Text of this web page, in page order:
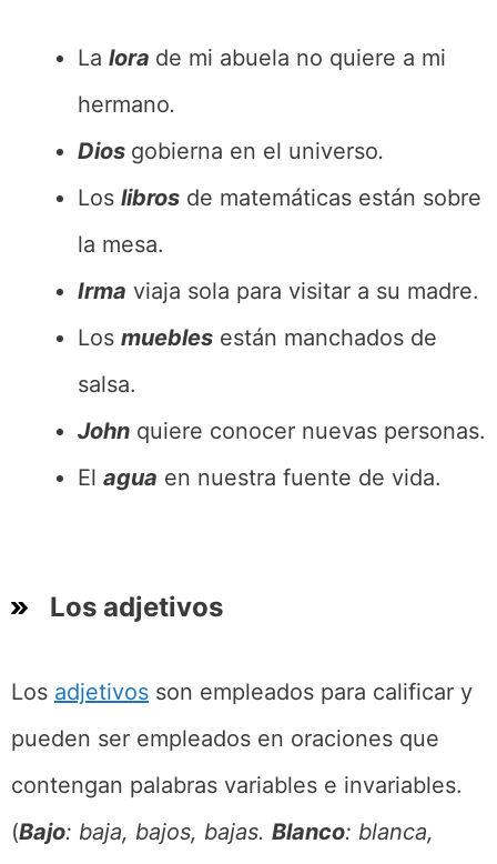
La lora de mi abuela no quiere a mi
hermano.
Dios gobierna en el universo.
Los libros de matemáticas están sobre
la mesa.
Irma viaja sola para visitar a su madre.
Los muebles están manchados de
salsa.
John quiere conocer nuevas personas.
El agua en nuestra fuente de vida.
Los adjetivos
Los adjetivos son empleados para calificar y
pueden ser empleados en oraciones que
contengan palabras variables e invariables.
(Bajo: baja, bajos, bajas. Blanco: blanca,